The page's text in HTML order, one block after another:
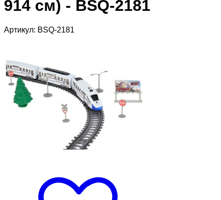
914 см) - BSQ-2181
Артикул: BSQ-2181